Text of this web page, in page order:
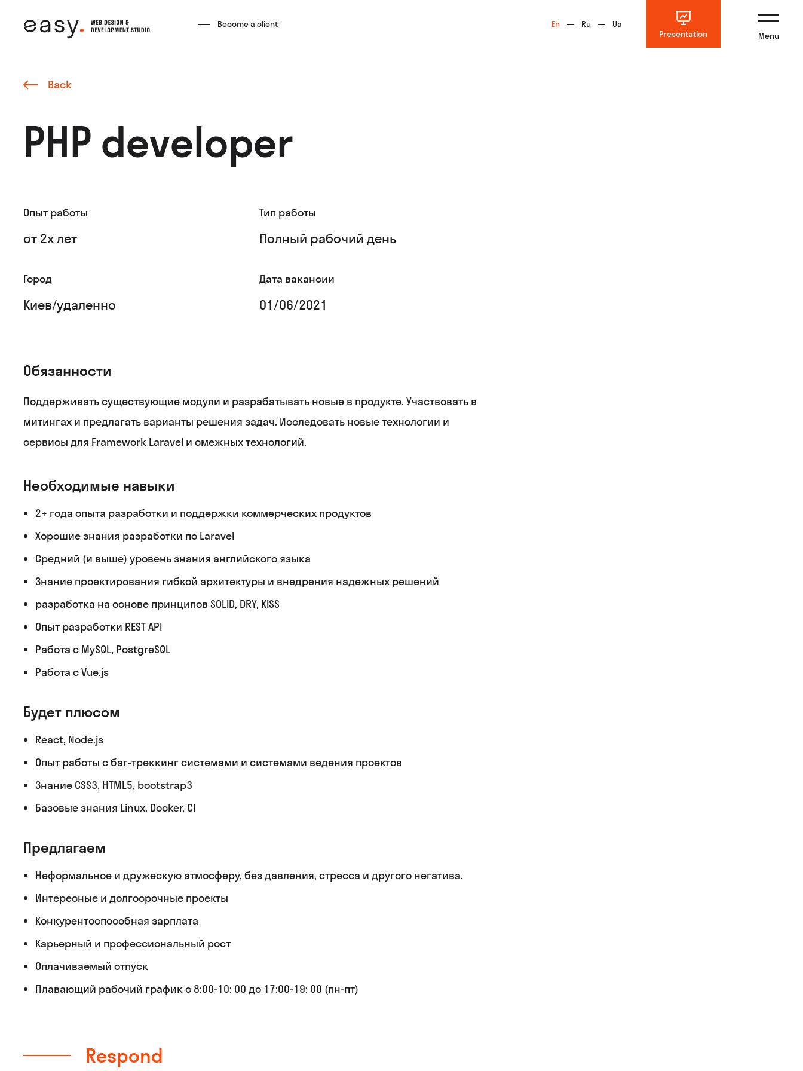
Become a client En Ru
Ua
Presentation
Menu
Back
PHP developer
Опыт работы
от 2х лет
Тип работы
Полный рабочий день
Город
Киев/удаленно
Дата вакансии
01/06/2021
Обязанности
Поддерживать существующие модули и разрабатывать новые в продукте. Участвовать в
митингах и предлагать варианты решения задач. Исследовать новые технологии и
сервисы для Framework Laravel и смежных технологий.
Необходимые навыки
2+ года опыта разработки и поддержки коммерческих продуктов
Хорошие знания разработки по Laravel
Средний (и выше) уровень знания английского языка
Знание проектирования гибкой архитектуры и внедрения надежных решений
разработка на основе принципов SOLID, DRY, KISS
Опыт разработки REST API
Работа с MySQL, PostgreSQL
Работа с Vue.js
Будет плюсом
React, Node.js
Опыт работы с баг-треккинг системами и системами ведения проектов
Знание CSS3, HTML5, bootstrap3
Базовые знания Linux, Docker, CI
Предлагаем
Неформальное и дружескую атмосферу, без давления, стресса и другого негатива.
Интересные и долгосрочные проекты
Конкурентоспособная зарплата
Карьерный и профессиональный рост
Оплачиваемый отпуск
Плавающий рабочий график с 8:00-10: 00 до 17:00-19: 00 (пн-пт)
Respond